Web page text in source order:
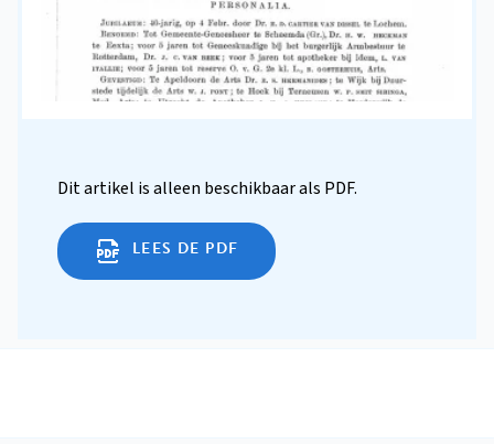
Dit artikel is alleen beschikbaar als PDF.
LEES DE PDF